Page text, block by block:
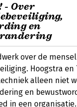
- Over
en
over de
Hoogstra en
alleen niet
en
in een organisatie.